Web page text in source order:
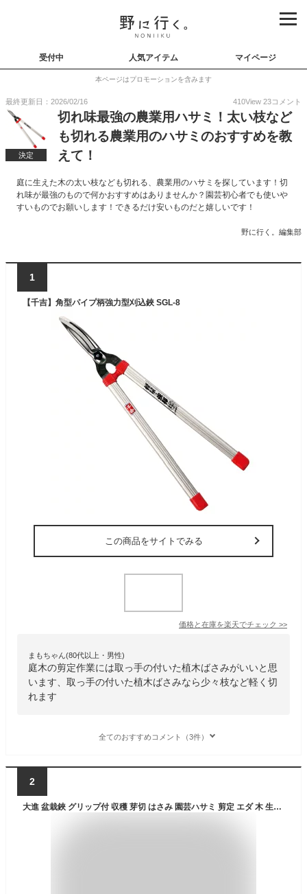
受付中 人気アイテム マイページ
本ページはプロモーションを含みます
最終更新日：2026/02/16 410View 23コメント
決定
切れ味最強の農業用ハサミ！太い枝など
も切れる農業用のハサミのおすすめを教
えて！
庭に生えた木の太い枝なども切れる、農業用のハサミを探しています！切
れ味が最強のもので何かおすすめはありませんか？園芸初心者でも使いや
すいものでお願いします！できるだけ安いものだと嬉しいです！
野に行く。編集部
1
【千吉】角型パイプ柄強力型刈込鋏 SGL-8
この商品をサイトでみる
価格と在庫を楽天でチェック >>
まもちゃん(80代以上・男性)
庭木の剪定作業には取っ手の付いた植木ばさみがいいと思
います、取っ手の付いた植木ばさみなら少々枝など軽く切
れます
全てのおすすめコメント（3件）
2
大進 盆栽鋏 グリップ付 収穫 芽切 はさみ 園芸ハサミ 剪定 エダ 木 生花 庭木 畑 野菜 農業 女性 庭 農作業 家庭菜園 用具 工具 剪定鋏 園芸 剪定ばさみ 剪定はさみ 枝切りばさみ 枝切鋏 芽切り 枝切り 生花 盆栽 果実 収穫 軽い 軽量 頑丈 PRO用 せんていばさみ